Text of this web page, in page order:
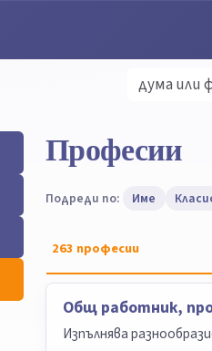
Професии
Подреди по: Име
263 професии
Общ работник,
Изпълнява